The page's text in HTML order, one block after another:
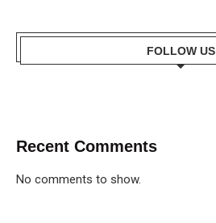
FOLLOW US
Recent Comments
No comments to show.